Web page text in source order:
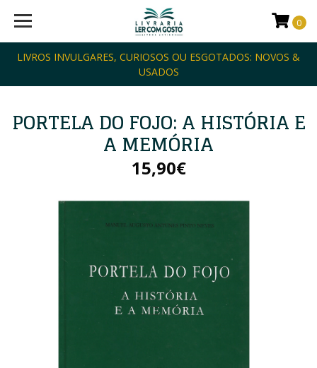
LIVROS INVULGARES, CURIOSOS OU ESGOTADOS: NOVOS &
USADOS
0
PORTELA DO FOJO: A HISTÓRIA E
A MEMÓRIA
15,90€